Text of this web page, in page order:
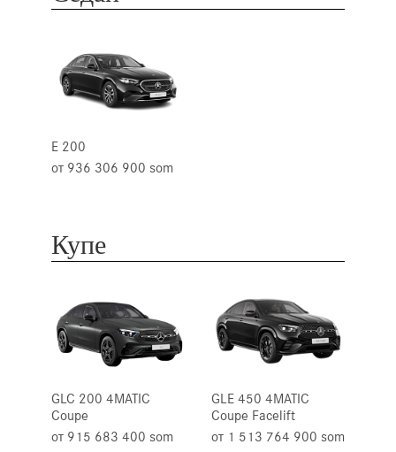
E 200
от 936 306 900 som
Купе
GLC 200 4MATIC
Coupе
от 915 683 400 som
GLE 450 4MATIC
Coupе Facelift
от 1 513 764 900 som